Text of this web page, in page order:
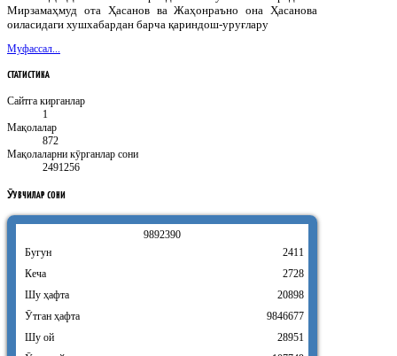
Мирзамаҳмуд ота Ҳасанов ва Жаҳонраъно она Ҳасанова
оиласидаги хушхабардан барча қариндош-уруғлару
Муфассал...
СТАТИСТИКА
Сайтга кирганлар
1
Мақолалар
872
Мақолаларни кӯрганлар сони
2491256
ӮҚУВЧИЛАРСОНИ
9892390
Бугун
Кеча
Шу ҳафта
Ӯтган ҳафта
Шу ой
2411
2728
20898
9846677
28951